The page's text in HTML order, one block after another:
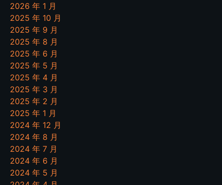
2026 年 1 月
2025 年 10 月
2025 年 9 月
2025 年 8 月
2025 年 6 月
2025 年 5 月
2025 年 4 月
2025 年 3 月
2025 年 2 月
2025 年 1 月
2024 年 12 月
2024 年 8 月
2024 年 7 月
2024 年 6 月
2024 年 5 月